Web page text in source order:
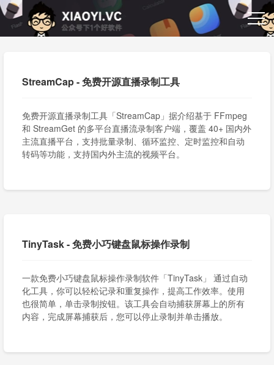
StreamCap - 免费开源直播录制工具
免费开源直播录制工具「StreamCap」据介绍基于 FFmpeg
和 StreamGet 的多平台直播流录制客户端，覆盖 40+ 国内外
主流直播平台，支持批量录制、循环监控、定时监控和自动
转码等功能，支持国内外主流的视频平台。
TinyTask - 免费小巧键盘鼠标操作录制
一款免费小巧键盘鼠标操作录制软件「TinyTask」 通过自动
化工具，你可以轻松记录和重复操作，提高工作效率。使用
也很简单，单击录制按钮。该工具会自动捕获屏幕上的所有
内容，完成屏幕捕获后，您可以停止录制并单击播放。